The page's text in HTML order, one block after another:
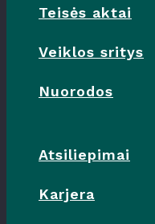
Teisės aktai
Veiklos sritys
Nuorodos
Atsiliepimai
Karjera